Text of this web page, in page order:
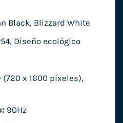
Black, Blizzard White
Diseño ecológico
(720 x 1600 píxeles),
90Hz